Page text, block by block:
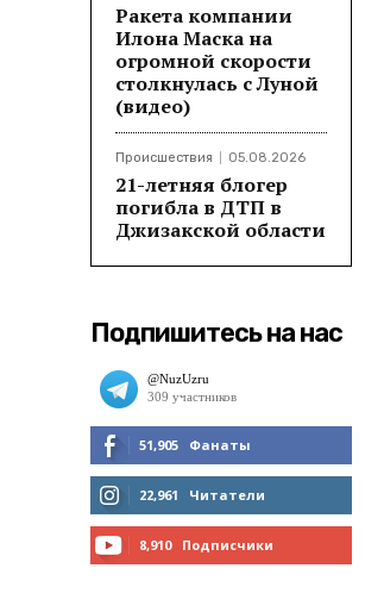
Ракета компании
Илона Маска на
огромной скорости
столкнулась с Луной
(видео)
Происшествия 05.08.2026
21-летняя блогер
погибла в ДТП в
Джизакской области
Подпишитесь на нас
51,905 Фанаты
МНЕ НРАВИТСЯ
22,961 Читатели
8,910 Подписчики